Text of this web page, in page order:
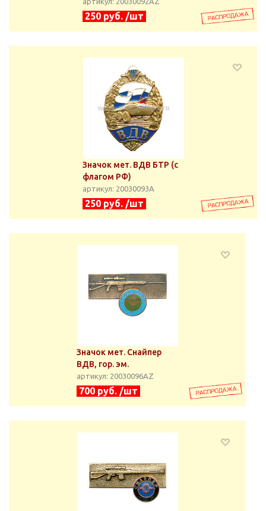
250 руб. /шт
Значок мет. ВДВ БТР (с
флагом РФ)
артикул: 20030093А
250 руб. /шт
Значок мет. Снайпер
ВДВ, гор. эм.
артикул: 20030096АZ
700 руб. /шт